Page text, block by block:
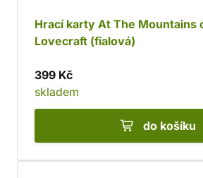
Hrací karty At The Mountains
Lovecraft (fialová)
399 Kč
skladem
do košíku